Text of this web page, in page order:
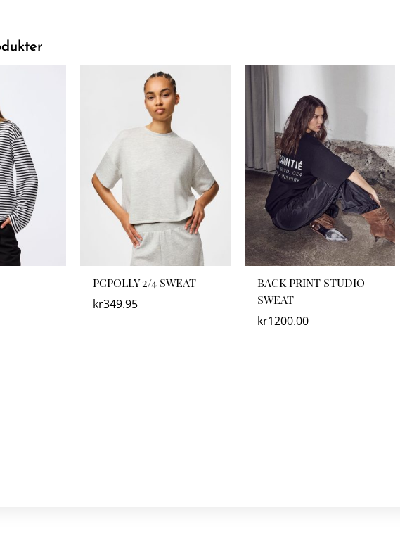
PCPOLLY 2/4 SWEAT
kr349.95
BACK PRINT STUDIO
SWEAT
kr1200.00